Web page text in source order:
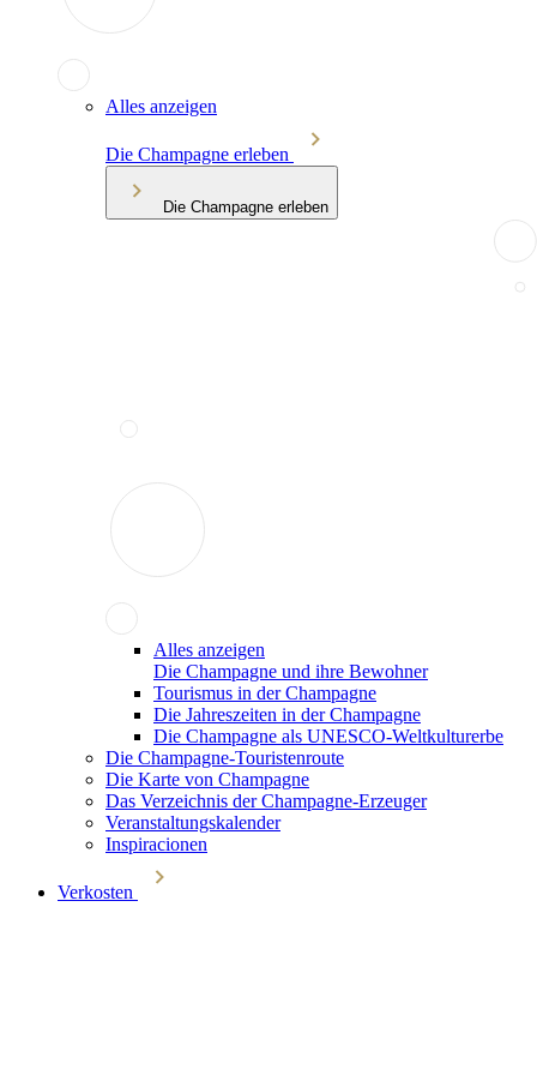
Alles anzeigen
Die Champagne erleben
Die Champagne erleben
Alles anzeigen
Die Champagne und ihre Bewohner
Tourismus in der Champagne
Die Jahreszeiten in der Champagne
Die Champagne als UNESCO-Weltkulturerbe
Die Champagne-Touristenroute
Die Karte von Champagne
Das Verzeichnis der Champagne-Erzeuger
Veranstaltungskalender
Inspiracionen
Verkosten